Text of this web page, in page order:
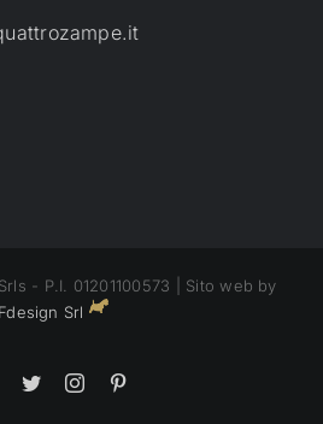
- P.I. 01201100573 | Sito web by
Fdesign Srl
Facebook
TwitterInstagram